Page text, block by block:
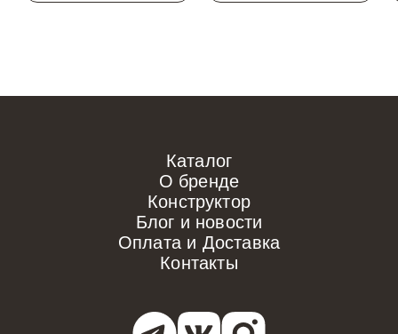
Каталог
О бренде
Конструктор
Блог и новости
Оплата и Доставка
Контакты